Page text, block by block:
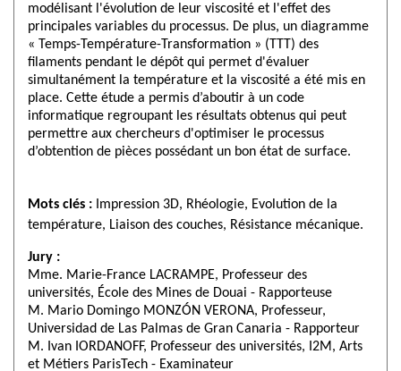
modélisant l'évolution de leur viscosité et l'effet des
principales variables du processus. De plus, un diagramme
« Temps-Température-Transformation » (TTT) des
filaments pendant le dépôt qui permet d'évaluer
simultanément la température et la viscosité a été mis en
place. Cette étude a permis d’aboutir à un code
informatique regroupant les résultats obtenus qui peut
permettre aux chercheurs d'optimiser le processus
d’obtention de pièces possédant un bon état de surface.
Mots clés : Impression 3D, Rhéologie, Evolution de la
température, Liaison des couches, Résistance mécanique.
Jury :
Mme. Marie-France LACRAMPE, Professeur des
universités, École des Mines de Douai - Rapporteuse
M. Mario Domingo MONZÓN VERONA, Professeur,
Universidad de Las Palmas de Gran Canaria - Rapporteur
M. Ivan IORDANOFF, Professeur des universités, I2M, Arts
et Métiers ParisTech - Examinateur